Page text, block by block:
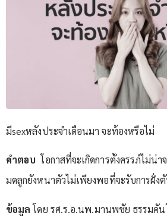
มีsexหลังประจำเดือนมา จะท้องหรือไม่
คำตอบ โอกาสที่จะเกิดการตั้งครรภ์ไม่น่า
มดลูกยังหนาตัวไม่เพียงพอที่จะรับการฝั่ง
ข้อมูลโดย รศ.ร.อ.นพ.มานพชัย ธรรมคั